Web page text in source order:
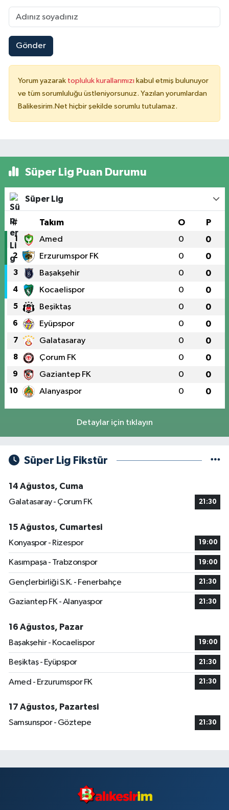
Gönder
Yorum yazarak topluluk kurallarımızı kabul etmiş bulunuyor
ve tüm sorumluluğu üstleniyorsunuz. Yazılan yorumlardan
Balikesirim.Net hiçbir şekilde sorumlu tutulamaz.
Süper Lig Puan Durumu
Süper Lig
# Takım O P
1 Amed 0 0
2 Erzurumspor FK 0 0
3 Başakşehir 0 0
4 Kocaelispor 0 0
5 Beşiktaş 0 0
6 Eyüpspor 0 0
7 Galatasaray 0 0
8 Çorum FK 0 0
9 Gaziantep FK 0 0
10 Alanyaspor 0 0
Detaylar için tıklayın
Süper Lig Fikstür
14 Ağustos, Cuma
Galatasaray - Çorum FK
21:30
15 Ağustos, Cumartesi
Konyaspor - Rizespor
19:00
Kasımpaşa - Trabzonspor 19:00
Gençlerbirliği S.K. - Fenerbahçe 21:30
Gaziantep FK - Alanyaspor 21:30
16 Ağustos, Pazar
Başakşehir - Kocaelispor
19:00
Beşiktaş - Eyüpspor 21:30
Amed - Erzurumspor FK 21:30
17 Ağustos, Pazartesi
Samsunspor - Göztepe
21:30